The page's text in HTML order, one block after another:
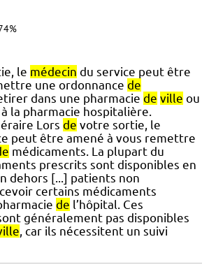
le médecin du service peut être
une ordonnance de
dans une pharmacie de ville ou
la pharmacie hospitalière.
Lors de votre sortie, le
peut être amené à vous remettre
médicaments. La plupart du
prescrits sont disponibles en
dehors [...] patients non
certains médicaments
de l’hôpital. Ces
généralement pas disponibles
, car ils nécessitent un suivi